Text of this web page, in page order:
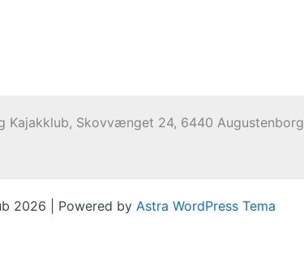
Kajakklub, Skovvænget 24, 6440 Augustenborg
2026 | Powered by Astra WordPress Tema